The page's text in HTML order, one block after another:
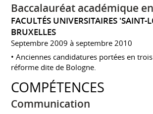
Baccalauréat académique
FACULTÉS UNIVERSITAIRES 'SAINT-
BRUXELLES
Septembre 2009 à septembre 2010
• Anciennes candidatures portées en
réforme dite de Bologne.
COMPÉTENCES
Communication